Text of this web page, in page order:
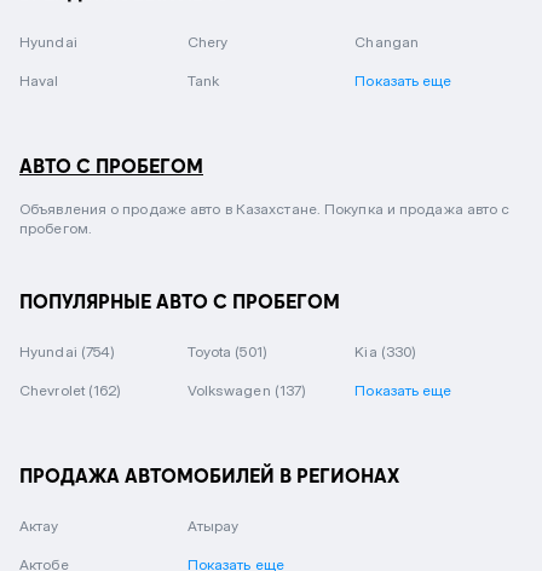
Hyundai Chery Changan
Haval Tank Показать еще
АВТО С ПРОБЕГОМ
Объявления о продаже авто в Казахстане. Покупка и продажа авто с
пробегом.
ПОПУЛЯРНЫЕ АВТО С ПРОБЕГОМ
Hyundai (754) Toyota (501) Kia (330)
Chevrolet (162) Volkswagen (137) Показать еще
ПРОДАЖА АВТОМОБИЛЕЙ В РЕГИОНАХ
Актау
Актобе
Атырау
Показать еще